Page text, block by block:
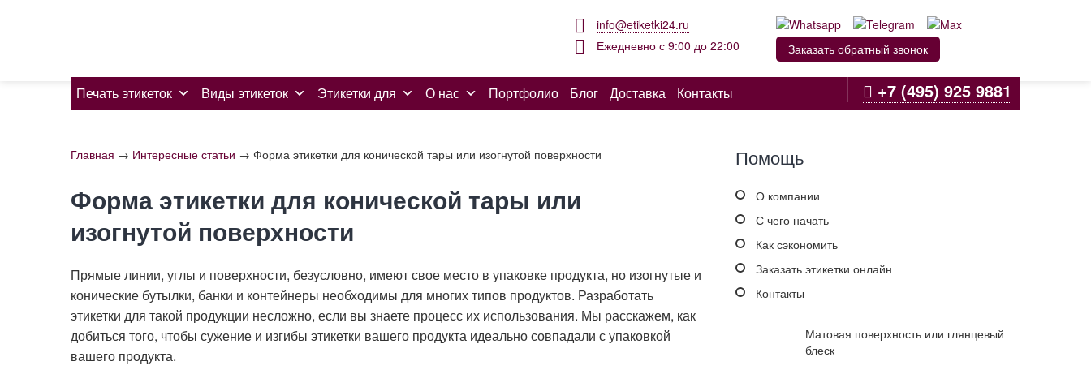
info@etiketki24.ru
Ежедневно с 9:00 до 22:00
Заказать обратный звонок
Печать этикеток Виды этикеток Этикетки для О нас Портфолио Блог Доставка Контакты +7 (495) 925 9881
Главная → Интересные статьи → Форма этикетки для конической тары или изогнутой поверхности
Форма этикетки для конической тары или
изогнутой поверхности
Прямые линии, углы и поверхности, безусловно, имеют свое место в упаковке продукта, но изогнутые и
конические бутылки, банки и контейнеры необходимы для многих типов продуктов. Разработать
этикетки для такой продукции несложно, если вы знаете процесс их использования. Мы расскажем, как
добиться того, чтобы сужение и изгибы этикетки вашего продукта идеально совпадали с упаковкой
вашего продукта.
Помощь
О компании
С чего начать
Как сэкономить
Заказать этикетки онлайн
Контакты
Матовая поверхность или глянцевый
блеск